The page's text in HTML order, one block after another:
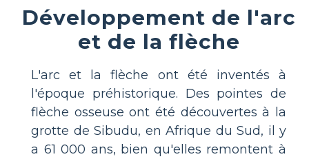
Développement de l'arc
et de la flèche
L'arc et la flèche ont été inventés à
l'époque préhistorique. Des pointes de
flèche osseuse ont été découvertes à la
grotte de Sibudu, en Afrique du Sud, il y
a 61 000 ans, bien qu'elles remontent à